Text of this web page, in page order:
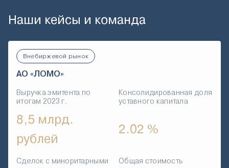
Наши кейсы и команда
Внебиржевой рынок
АО «ЛОМО»
Выручка эмитента по
итогам 2023 г.
8,5 млрд.
рублей
Консолидированная доля
уставного капитала
2.02 %
Сделок с миноритарными
Общая стоимость